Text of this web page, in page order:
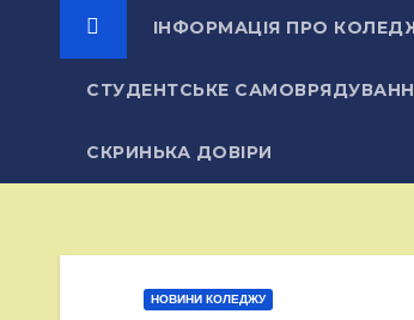
ІНФОРМАЦІЯ ПРО
СТУДЕНТСЬКЕ
СКРИНЬКА ДОВІРИ
НОВИНИ КОЛЕДЖУ